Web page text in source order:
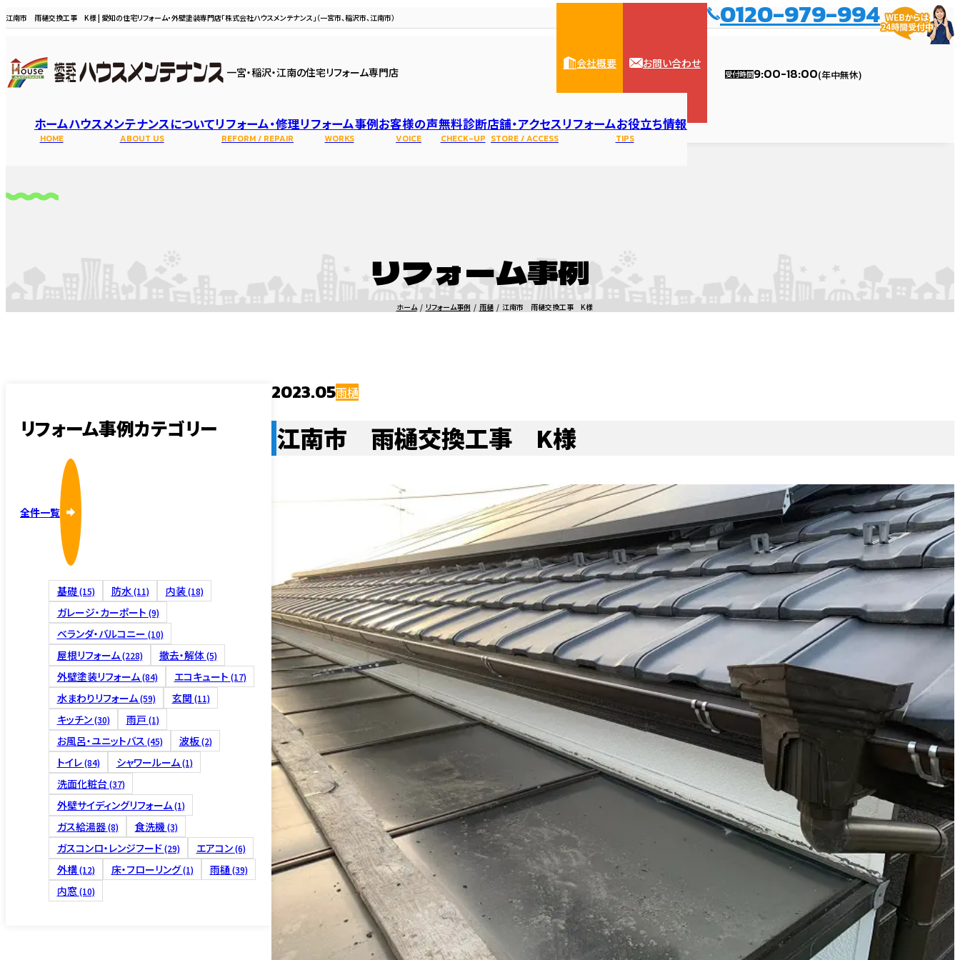
江南市 雨樋交換工事 K様 | 愛知の住宅リフォーム・外壁塗装専門店「株式会社ハウスメンテナンス」（一宮市、稲沢市、江南市）
一宮・稲沢・江南の住宅リフォーム専門店
会社概要 お問い合わせ
0120-979-994
受付時間9:00-18:00(年中無休)
ホーム
HOME
ハウスメンテナンスについて
ABOUT US
リフォーム・修理
REFORM / REPAIR
トイレのリフォーム・修理洗面化粧台のリフォーム・修理キッチンのリフォーム・修理
窓・ドアの交換・修理建具・畳・表具・襖のリフォーム・修理
壁紙・クロス・クッションフロアの交換・修理 フローリング・床・壁のリフォーム・修理
外壁塗装のリフォーム・修理外壁トタン・サイディングのリフォーム・修理
屋根修理・雨漏り
ビス打ち・コーキングのリフォーム・修理カバー工法・葺き替えのリフォーム・修理
雨樋・板金のリフォーム・修理屋根塗装のリフォーム・修理屋根防水のリフォーム・修理
瓦屋根のリフォーム・修理
漆喰のリフォーム・修理
棟組み直しのリフォーム・修理
瓦締め直しのリフォーム・修理谷板金のリフォーム・修理 その他屋根のリフォーム・修理
床下リフォーム
シロアリのリフォーム
4つの保証 外壁・屋根塗装相談会 ショールーム
リフォーム事例
WORKS
雨戸 お風呂・ユニットバス 波板 トイレ
シャワールーム 洗面化粧台 外壁サイディングリフォーム ガス給湯器
食洗機 ガスコンロ・レンジフード 外構
お客様の声
VOICE
玄関 内装 網戸
照明 外壁塗装 外構 洗面化粧台
ガス給湯器 防水 カーポート
無料診断
CHECK-UP
店舗・アクセス
STORE / ACCESS
リフォームお役立ち情報
TIPS
リフォーム事例
ホーム リフォーム事例 雨樋 江南市 雨樋交換工事 K様
2023.05雨樋
江南市 雨樋交換工事 K様
リフォーム事例カテゴリー
全件一覧
基礎(15) 防水(11) 内装(18)
ガレージ・カーポート (9)
ベランダ・バルコニー (10)
屋根リフォーム(228) 撤去・解体(5)
外壁塗装リフォーム(84) エコキュート (17)
水まわりリフォーム(59) 玄関 (11)
キッチン(30) 雨戸(1)
お風呂・ユニットバス (45) 波板(2)
トイレ(84) シャワールーム(1)
洗面化粧台(37)
外壁サイディングリフォーム(1)
ガス給湯器(8) 食洗機(3)
ガスコンロ・レンジフード(29) エアコン(6)
外構(12) 床・フローリング(1) 雨樋(39)
内窓(10)